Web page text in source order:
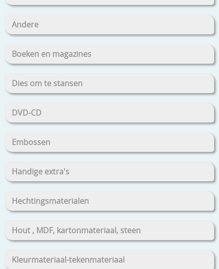
Andere
Boeken en magazines
Dies om te stansen
DVD-CD
Embossen
Handige extra's
Hechtingsmaterialen
Hout , MDF, kartonmateriaal, steen
Kleurmateriaal-tekenmateriaal